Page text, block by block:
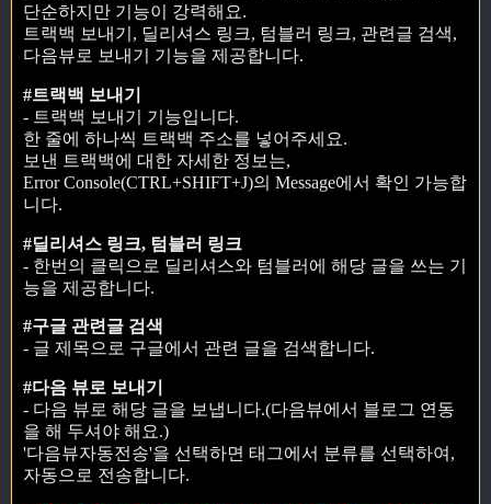
단순하지만 기능이 강력해요.
트랙백 보내기, 딜리셔스 링크, 텀블러 링크, 관련글 검색,
다음뷰로 보내기 기능을 제공합니다.
#트랙백 보내기
- 트랙백 보내기 기능입니다.
한 줄에 하나씩 트랙백 주소를 넣어주세요.
보낸 트랙백에 대한 자세한 정보는,
Error Console(CTRL+SHIFT+J)의 Message에서 확인 가능합
니다.
#딜리셔스 링크, 텀블러 링크
- 한번의 클릭으로 딜리셔스와 텀블러에 해당 글을 쓰는 기
능을 제공합니다.
#구글 관련글 검색
- 글 제목으로 구글에서 관련 글을 검색합니다.
#다음 뷰로 보내기
- 다음 뷰로 해당 글을 보냅니다.(다음뷰에서 블로그 연동
을 해 두셔야 해요.)
'다음뷰자동전송'을 선택하면 태그에서 분류를 선택하여,
자동으로 전송합니다.